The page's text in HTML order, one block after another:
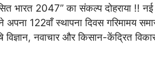
भारत 2047” का संकल्प दोहराया !! नई
122वाँ स्थापना दिवस गरिमामय
नवाचार और किसान-केंद्रित